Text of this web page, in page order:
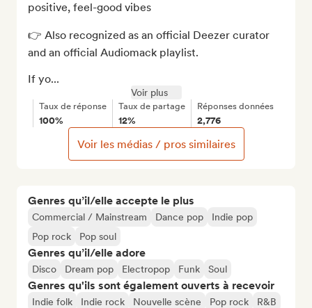
Genres qu’il/elle accepte le plus
Commercial / Mainstream Dance pop
Indie pop
Pop rock
Pop soul
Genres qu’il/elle adore
Disco Dream pop Electropop Funk Soul
Genres qu'ils sont également ouverts à recevoir
Indie folk Indie rock Nouvelle scène Pop rock
R&B
positive, feel-good vibes
👉 Also recognized as an official Deezer curator
and an official Audiomack playlist.
If yo...
Voir plus
Taux de réponse
100%
Taux de partage
12%
Réponses données
2,776
Voir les médias / pros similaires